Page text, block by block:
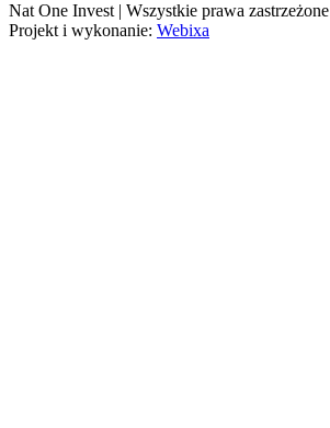
Nat One Invest | Wszystkie prawa zastrzeżone
Projekt i wykonanie: Webixa